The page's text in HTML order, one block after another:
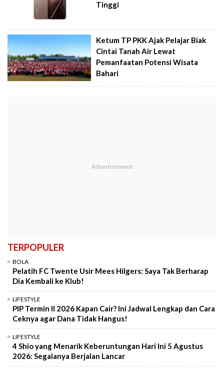
Tinggi
Ketum TP PKK Ajak Pelajar Biak
Cintai Tanah Air Lewat
Pemanfaatan Potensi Wisata
Bahari
TERPOPULER
BOLA
Pelatih FC Twente Usir Mees Hilgers: Saya Tak Berharap
Dia Kembali ke Klub!
LIFESTYLE
PIP Termin II 2026 Kapan Cair? Ini Jadwal Lengkap dan Cara
Ceknya agar Dana Tidak Hangus!
LIFESTYLE
4 Shio yang Menarik Keberuntungan Hari Ini 5 Agustus
2026: Segalanya Berjalan Lancar